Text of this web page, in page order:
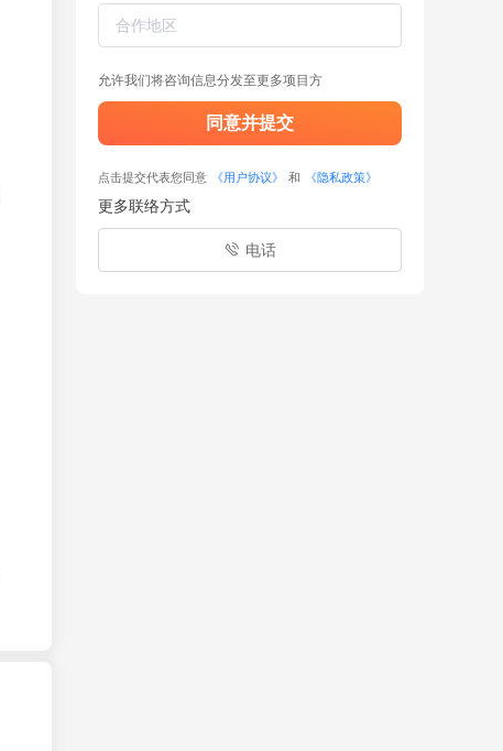
允许我们将咨询信息分发至更多项目方
同意并提交
点击提交代表您同意 《用户协议》 和 《隐私政策》
更多联络方式
电话